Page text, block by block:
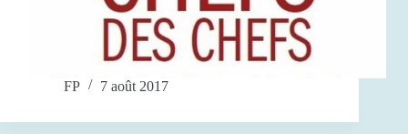
FP 7 août 2017